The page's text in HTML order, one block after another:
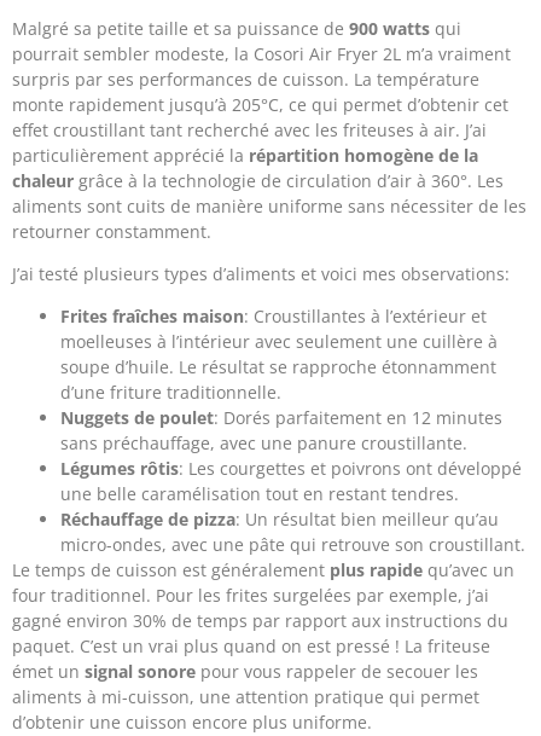
Malgré sa petite taille et sa puissance de 900 watts qui
pourrait sembler modeste, la Cosori Air Fryer 2L m’a vraiment
surpris par ses performances de cuisson. La température
monte rapidement jusqu’à 205°C, ce qui permet d’obtenir cet
effet croustillant tant recherché avec les friteuses à air. J’ai
particulièrement apprécié la répartition homogène de la
chaleur grâce à la technologie de circulation d’air à 360°. Les
aliments sont cuits de manière uniforme sans nécessiter de les
retourner constamment.
J’ai testé plusieurs types d’aliments et voici mes observations:
Frites fraîches maison: Croustillantes à l’extérieur et
moelleuses à l’intérieur avec seulement une cuillère à
soupe d’huile. Le résultat se rapproche étonnamment
d’une friture traditionnelle.
Nuggets de poulet: Dorés parfaitement en 12 minutes
sans préchauffage, avec une panure croustillante.
Légumes rôtis: Les courgettes et poivrons ont développé
une belle caramélisation tout en restant tendres.
Réchauffage de pizza: Un résultat bien meilleur qu’au
micro-ondes, avec une pâte qui retrouve son croustillant.
Le temps de cuisson est généralement plus rapide qu’avec un
four traditionnel. Pour les frites surgelées par exemple, j’ai
gagné environ 30% de temps par rapport aux instructions du
paquet. C’est un vrai plus quand on est pressé ! La friteuse
émet un signal sonore pour vous rappeler de secouer les
aliments à mi-cuisson, une attention pratique qui permet
d’obtenir une cuisson encore plus uniforme.